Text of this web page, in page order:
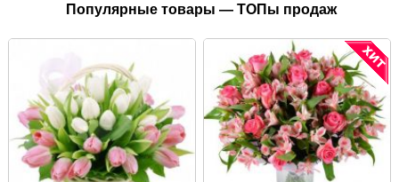
Популярные товары — ТОПы продаж